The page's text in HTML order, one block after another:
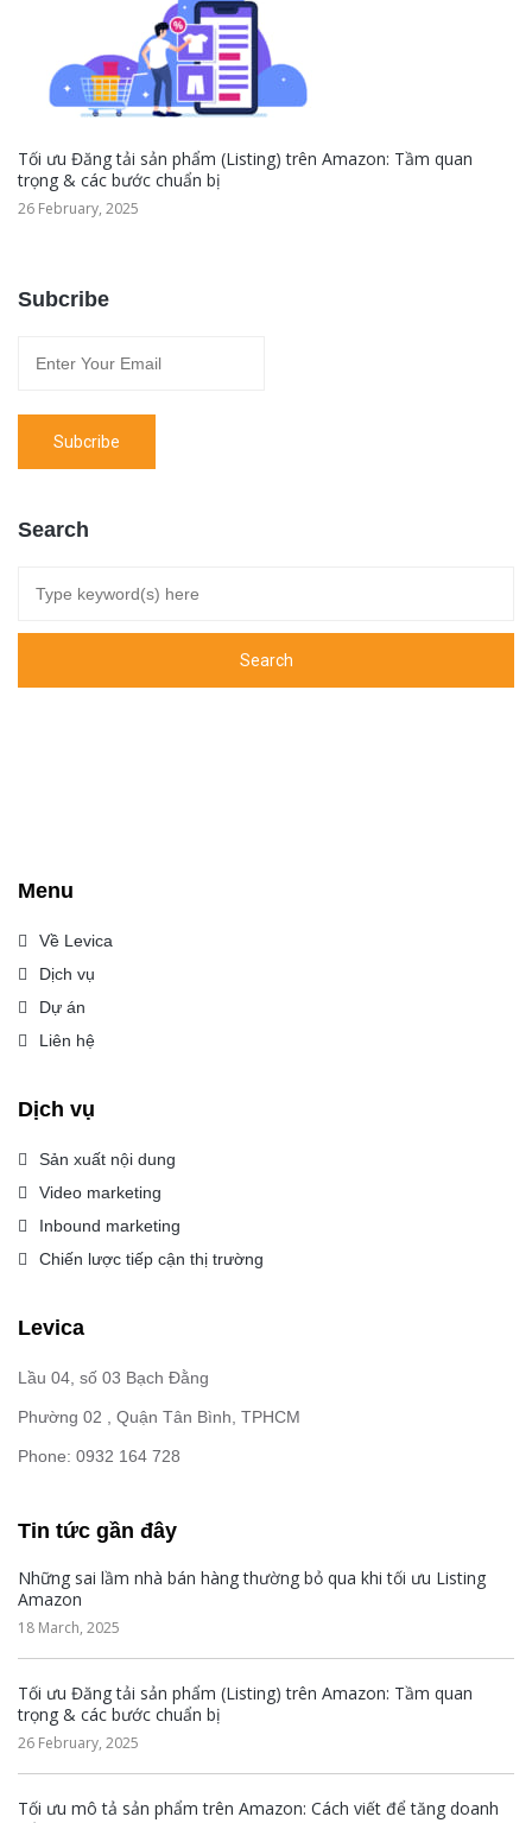
Tối ưu Đăng tải sản phẩm (Listing) trên Amazon: Tầm quan
trọng & các bước chuẩn bị
26 February, 2025
Subcribe
Search
Menu
Về Levica
Dịch vụ
Dự án
Liên hệ
Dịch vụ
Sản xuất nội dung
Video marketing
Inbound marketing
Chiến lược tiếp cận thị trường
Levica
Lầu 04, số 03 Bạch Đằng
Phường 02 , Quận Tân Bình, TPHCM
Phone: 0932 164 728
Tin tức gần đây
Những sai lầm nhà bán hàng thường bỏ qua khi tối ưu Listing
Amazon
18 March, 2025
Tối ưu Đăng tải sản phẩm (Listing) trên Amazon: Tầm quan
trọng & các bước chuẩn bị
26 February, 2025
Tối ưu mô tả sản phẩm trên Amazon: Cách viết để tăng doanh